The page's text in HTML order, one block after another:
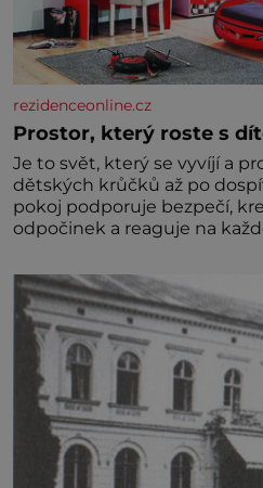
rezidenceonline.cz
Prostor, který roste s
Je to svět, který se vyvíjí a
dětských krůčků až po
pokoj podporuje bezpečí,
odpočinek a reaguje na
jednoduchost, měkkost a
miminka měl působit
Předškolní věk je